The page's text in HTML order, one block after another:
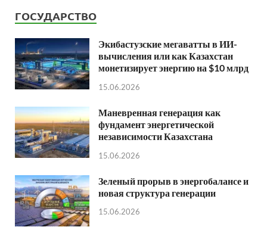
ГОСУДАРСТВО
Экибастузские мегаватты в ИИ-
вычисления или как Казахстан
монетизирует энергию на $10 млрд
15.06.2026
Маневренная генерация как
фундамент энергетической
независимости Казахстана
15.06.2026
Зеленый прорыв в энергобалансе и
новая структура генерации
15.06.2026